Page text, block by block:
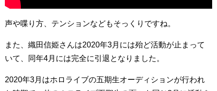
声や喋り方、テンションなどもそっくりですね。
また、織田信姫さんは2020年3月には殆ど活動が止まって
いて、同年4月には完全に引退となりました。
2020年3月はホロライブの五期生オーディションが行われ